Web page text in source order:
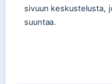
sivuun keskustelusta,
suuntaa.